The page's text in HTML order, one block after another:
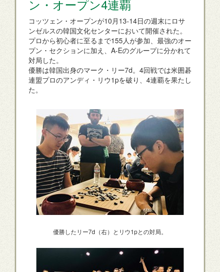
ン・オープン4連覇
コッツェン・オープンが10月13-14日の週末にロサ
ンゼルスの韓国文化センターにおいて開催された。
プロから初心者に至るまで155人が参加、最強のオー
プン・セクションに加え、A-Eのグループに分かれて
対局した。
優勝は韓国出身のマーク・リー7d。4回戦では米囲碁
連盟プロのアンディ・リウ1pを破り、4連覇を果たし
た。
優勝したリー7d（右）とリウ1pとの対局。